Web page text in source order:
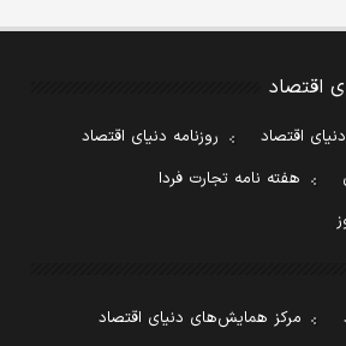
اقتصاد
اقتصاد
روزنامه دنیای اقتصاد
هفته نامه تجارت فردا
مرکز همایش‌های دنیای اقتصاد